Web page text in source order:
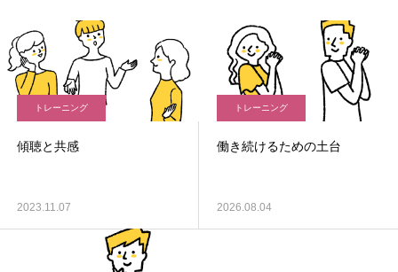
トレーニング
傾聴と共感
2023.11.07
トレーニング
働き続けるための土台
2026.08.04